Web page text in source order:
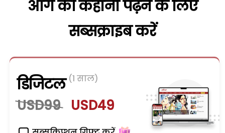
आगे की कहानी पढ़ने के लिए
सब्सक्राइब करें
डिजिटल (1 साल)
USD99 USD49